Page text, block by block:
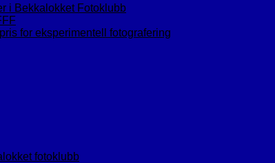
i Bekkalokket Fotoklubb
for eksperimentell fotografering
fotoklubb